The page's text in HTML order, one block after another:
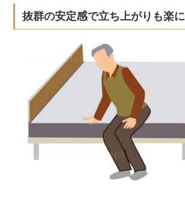
抜群の安定感で立ち上がりも楽に